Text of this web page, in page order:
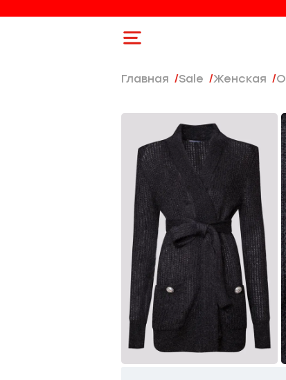
Главная Sale женская